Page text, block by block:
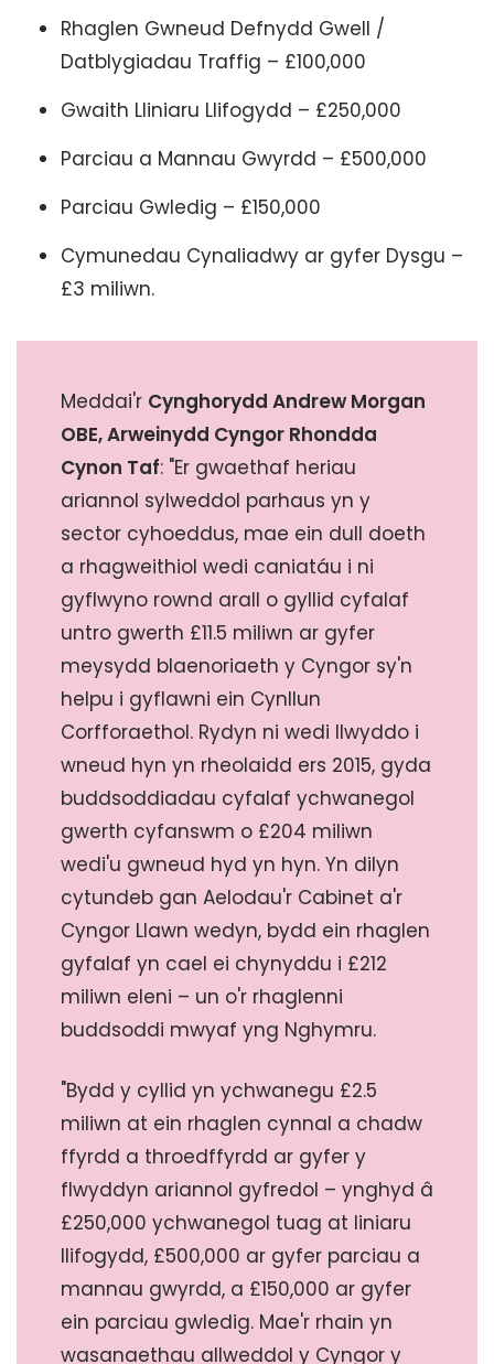
Rhaglen Gwneud Defnydd Gwell /
Datblygiadau Traffig – £100,000
Gwaith Lliniaru Llifogydd – £250,000
Parciau a Mannau Gwyrdd – £500,000
Parciau Gwledig – £150,000
Cymunedau Cynaliadwy ar gyfer Dysgu –
£3 miliwn.
Meddai'r Cynghorydd Andrew Morgan
OBE, Arweinydd Cyngor Rhondda
Cynon Taf: "Er gwaethaf heriau
ariannol sylweddol parhaus yn y
sector cyhoeddus, mae ein dull doeth
a rhagweithiol wedi caniatáu i ni
gyflwyno rownd arall o gyllid cyfalaf
untro gwerth £11.5 miliwn ar gyfer
meysydd blaenoriaeth y Cyngor sy'n
helpu i gyflawni ein Cynllun
Corfforaethol. Rydyn ni wedi llwyddo i
wneud hyn yn rheolaidd ers 2015, gyda
buddsoddiadau cyfalaf ychwanegol
gwerth cyfanswm o £204 miliwn
wedi'u gwneud hyd yn hyn. Yn dilyn
cytundeb gan Aelodau'r Cabinet a'r
Cyngor Llawn wedyn, bydd ein rhaglen
gyfalaf yn cael ei chynyddu i £212
miliwn eleni – un o'r rhaglenni
buddsoddi mwyaf yng Nghymru.
"Bydd y cyllid yn ychwanegu £2.5
miliwn at ein rhaglen cynnal a chadw
ffyrdd a throedffyrdd ar gyfer y
flwyddyn ariannol gyfredol – ynghyd â
£250,000 ychwanegol tuag at liniaru
llifogydd, £500,000 ar gyfer parciau a
mannau gwyrdd, a £150,000 ar gyfer
ein parciau gwledig. Mae'r rhain yn
wasanaethau allweddol y Cyngor y